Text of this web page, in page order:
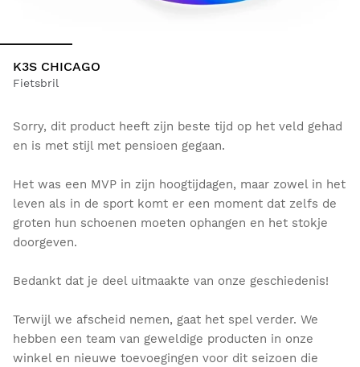
K3S CHICAGO
Fietsbril
Sorry, dit product heeft zijn beste tijd op het veld gehad
en is met stijl met pensioen gegaan.
Het was een MVP in zijn hoogtijdagen, maar zowel in het
leven als in de sport komt er een moment dat zelfs de
groten hun schoenen moeten ophangen en het stokje
doorgeven.
Bedankt dat je deel uitmaakte van onze geschiedenis!
Terwijl we afscheid nemen, gaat het spel verder. We
hebben een team van geweldige producten in onze
winkel en nieuwe toevoegingen voor dit seizoen die